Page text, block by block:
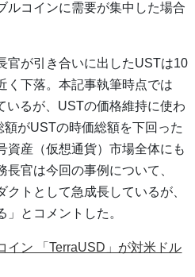
ルコインに需要が集中した場合
官が引き合いに出したUSTは10
く下落。本記事執筆時点では
いるが、USTの価格維持に使わ
がUSTの時価総額を下回った
資産（仮想通貨）市場全体にも
官は今回の事例について、
クトとして急成長しているが、
とコメントした。
イン 「TerraUSD」が対米ドル